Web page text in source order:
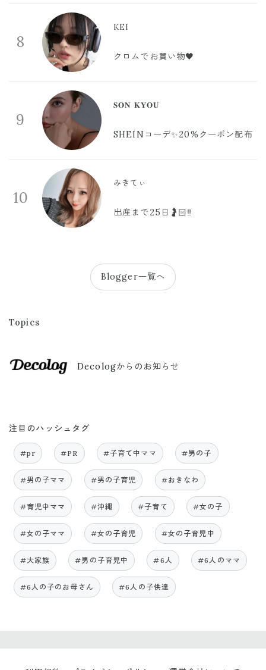
8
KEI
クロムでお買い物🖤
9
𝐒𝐎𝐍 𝐊𝐘𝐎𝐔
SHEINコーデ✨20%クーポン配布
10
みきてぃ
出産まで25日🤰🏻‼️
Blogger一覧へ
Topics
Decologからのお知らせ
注目のハッシュタグ
#pr #PR #子育て中ママ #男の子
#男の子ママ #男の子育児 #おきなわ
#育児中ママ #沖縄 #子育て #女の子
#女の子ママ #女の子育児 #女の子育児中
#大家族 #男の子育児中 #6人 #6人のママ
#6人の子のお母さん #6人の子供達